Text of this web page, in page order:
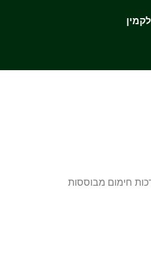
חימום מבוססות